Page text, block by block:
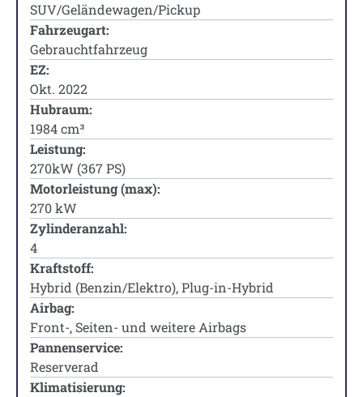
SUV/Geländewagen/Pickup
Fahrzeugart:
Gebrauchtfahrzeug
EZ:
Okt. 2022
Hubraum:
1984 cm³
Leistung:
270kW (367 PS)
Motorleistung (max):
270 kW
Zylinderanzahl:
4
Kraftstoff:
Hybrid (Benzin/Elektro), Plug-in-Hybrid
Airbag:
Front-, Seiten- und weitere Airbags
Pannenservice:
Reserverad
Klimatisierung: